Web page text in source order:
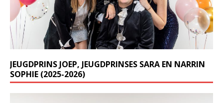
JEUGDPRINS JOEP, JEUGDPRINSES SARA EN NARRIN
SOPHIE (2025-2026)